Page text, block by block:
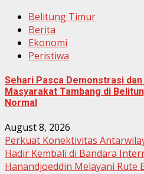
Belitung Timur
Berita
Ekonomi
Peristiwa
Sehari Pasca Demonstrasi
Masyarakat Tambang di
Normal
August 8, 2026
Perkuat Konektivitas
Hadir Kembali di Bandara
Hanandjoeddin Melayani